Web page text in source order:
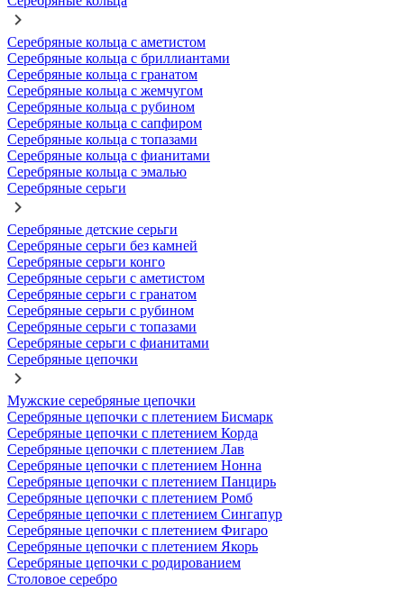
Серебряные кольца с аметистом
Серебряные кольца с бриллиантами
Серебряные кольца с гранатом
Серебряные кольца с жемчугом
Серебряные кольца с рубином
Серебряные кольца с сапфиром
Серебряные кольца с топазами
Серебряные кольца с фианитами
Серебряные кольца с эмалью
Серебряные серьги
Серебряные детские серьги
Серебряные серьги без камней
Серебряные серьги конго
Серебряные серьги с аметистом
Серебряные серьги с гранатом
Серебряные серьги с рубином
Серебряные серьги с топазами
Серебряные серьги с фианитами
Серебряные цепочки
Мужские серебряные цепочки
Серебряные цепочки с плетением Бисмарк
Серебряные цепочки с плетением Корда
Серебряные цепочки с плетением Лав
Серебряные цепочки с плетением Нонна
Серебряные цепочки с плетением Панцирь
Серебряные цепочки с плетением Ромб
Серебряные цепочки с плетением Сингапур
Серебряные цепочки с плетением Фигаро
Серебряные цепочки с плетением Якорь
Серебряные цепочки с родированием
Столовое серебро